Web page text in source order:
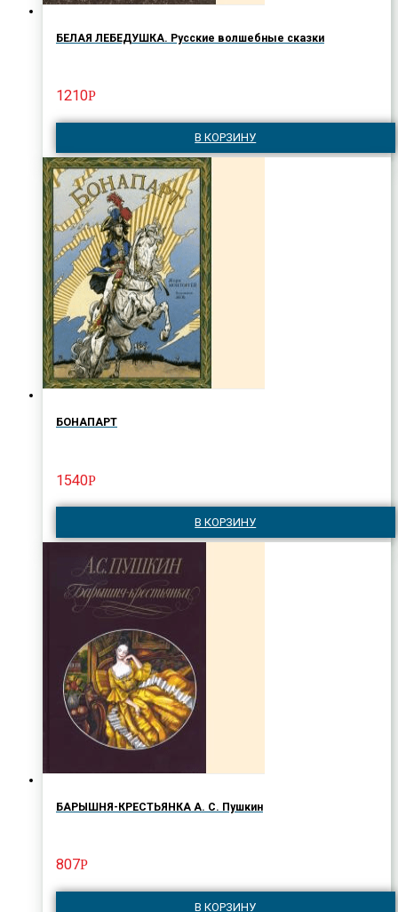
БЕЛАЯ ЛЕБЕДУШКА. Русские волшебные сказки
1210Р
В КОРЗИНУ
БОНАПАРТ
1540Р
В КОРЗИНУ
БАРЫШНЯ-КРЕСТЬЯНКА А. С. Пушкин
807Р
В КОРЗИНУ